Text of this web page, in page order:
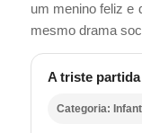
um menino feliz e
mesmo drama
A triste
Categoria: